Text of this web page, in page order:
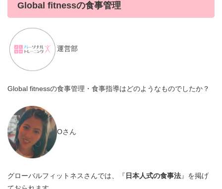
Global fitnessの食事管理
運営部
Global fitnessの食事管理・食事指導はどのようなものでしたか？
Oさん
グローバルフィットネスさんでは、『 日本人式の食事法』を掲げ